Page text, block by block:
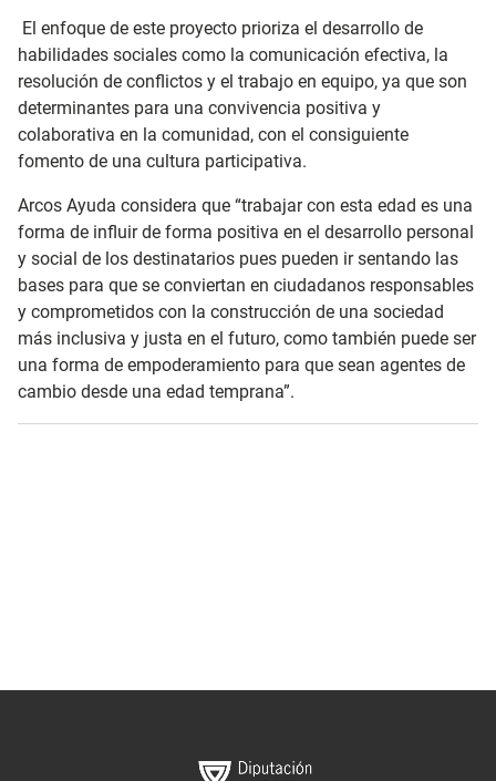
El enfoque de este proyecto prioriza el desarrollo de
habilidades sociales como la comunicación efectiva, la
resolución de conflictos y el trabajo en equipo, ya que son
determinantes para una convivencia positiva y
colaborativa en la comunidad, con el consiguiente
fomento de una cultura participativa.
Arcos Ayuda considera que “trabajar con esta edad es una
forma de influir de forma positiva en el desarrollo personal
y social de los destinatarios pues pueden ir sentando las
bases para que se conviertan en ciudadanos responsables
y comprometidos con la construcción de una sociedad
más inclusiva y justa en el futuro, como también puede ser
una forma de empoderamiento para que sean agentes de
cambio desde una edad temprana”.